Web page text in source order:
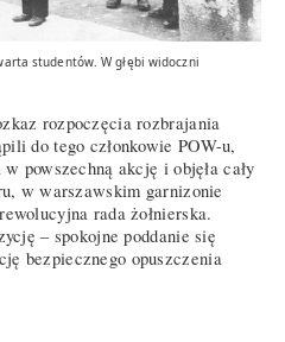
studentów. W głębi widoczni
rozpoczęcia rozbrajania
do tego członkowie POW-u,
powszechną akcję i objęła cały
w warszawskim garnizonie
rada żołnierska.
– spokojne poddanie się
bezpiecznego opuszczenia